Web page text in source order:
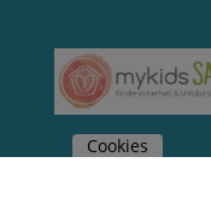
Cookies